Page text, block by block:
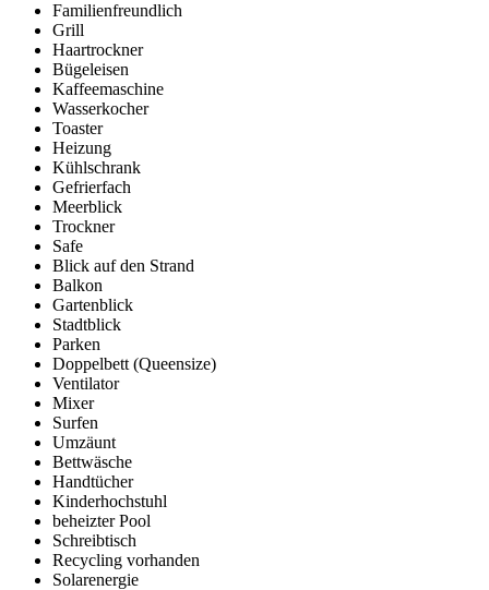
Familienfreundlich
Grill
Haartrockner
Bügeleisen
Kaffeemaschine
Wasserkocher
Toaster
Heizung
Kühlschrank
Gefrierfach
Meerblick
Trockner
Safe
Blick auf den Strand
Balkon
Gartenblick
Stadtblick
Parken
Doppelbett (Queensize)
Ventilator
Mixer
Surfen
Umzäunt
Bettwäsche
Handtücher
Kinderhochstuhl
beheizter Pool
Schreibtisch
Recycling vorhanden
Solarenergie